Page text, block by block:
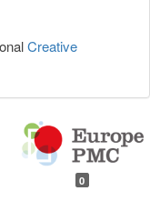
Creative
0